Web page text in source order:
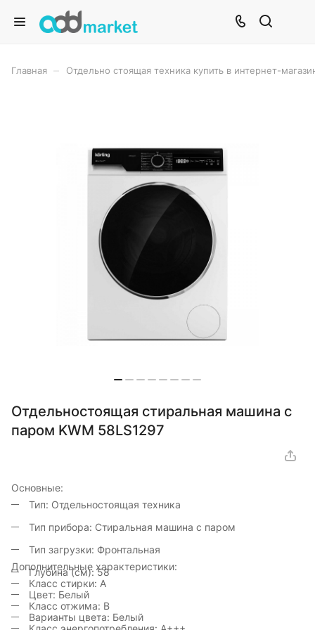
Главная Отдельно стоящая техника купить в интернет-
Отдельностоящая стиральная машина с
паром KWM 58LS1297
Основные:
Тип: Отдельностоящая техника
Тип прибора: Стиральная машина с паром
Тип загрузки: Фронтальная
Глубина (см): 58
Цвет: Белый
Варианты цвета: Белый
Дополнительные характеристики:
Класс стирки: A
Класс отжима: B